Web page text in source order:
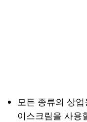
모든 종류의 상
이스크림을 사용